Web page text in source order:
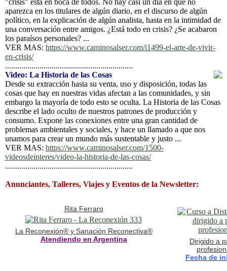
"crisis" está en boca de todos. No hay casi un día en que no
aparezca en los titulares de algún diario, en el discurso de algún
político, en la explicación de algún analista, hasta en la intimidad de
una conversación entre amigos. ¿Está todo en crisis? ¿Se acabaron
los paraísos personales? ...
VER MAS: https://www.caminosalser.com/i1499-el-arte-de-vivir-
en-crisis/
...............................................................
Video: La Historia de las Cosas
Desde su extracción hasta su venta, uso y disposición, todas las
cosas que hay en nuestras vidas afectan a las comunidades, y sin
embargo la mayoría de todo esto se oculta. La Historia de las Cosas
describe el lado oculto de nuestros patrones de producción y
consumo. Expone las conexiones entre una gran cantidad de
problemas ambientales y sociales, y hace un llamado a que nos
unamos para crear un mundo más sustentable y justo ...
VER MAS: https://www.caminosalser.com/1500-
videosdeinteres/video-la-historia-de-las-cosas/
...............................................................
Anunciantes, Talleres, Viajes y Eventos de la Newsletter:
Rita Ferraro
La Reconexión® y Sanación Reconectiva®
Atendiendo en Argentina
Dirigido a
Fecha de